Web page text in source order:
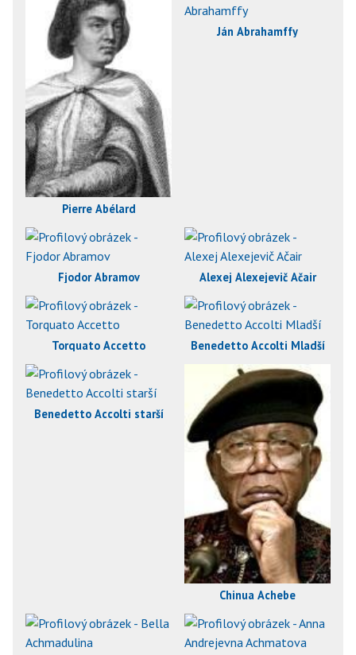
Pierre Abélard
Ján Abrahamffy
Fjodor Abramov Alexej Alexejevič Ačair
Torquato Accetto Benedetto Accolti Mladší
Benedetto Accolti starší
Chinua Achebe